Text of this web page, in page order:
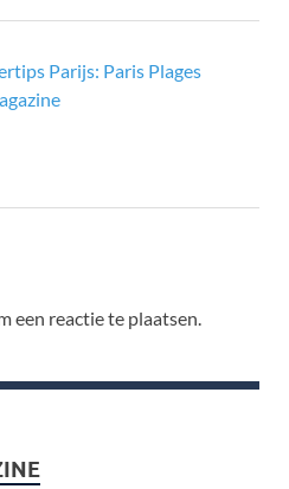
Parijs: Paris Plages
een reactie te plaatsen.